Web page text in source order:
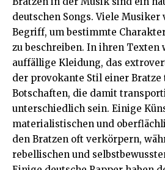
deutschen Songs. Viele Musiker
Begriff, um bestimmte
zu beschreiben. In ihren Texten
auffällige Kleidung, das
der provokante Stil einer
Botschaften, die damit
unterschiedlich sein. Einige
materialistischen und
den Bratzen oft verkörpern,
rebellischen und